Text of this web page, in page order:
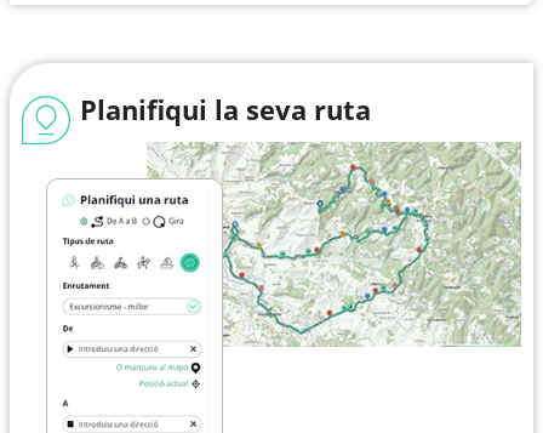
Planifiqui la seva ruta